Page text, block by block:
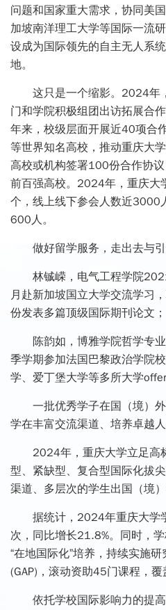
问题和国家重大需求，协同美
加坡南洋理工大学等国际一流
设成为国际领先的自主无人系
地。
这只是一个缩影。2024年
门和学院积极组团出访拓展合
年来，校级层面开展近40项合
等世界知名高校，推动重庆大
高校或机构签署100份合作协
前百强高校。2024年，重庆大
个，线上线下参会人数近3000
600人。
做好留学服务，走出去与
林铖嵘，电气工程学院
月赴新加坡国立大学交流学习
份发表多篇顶级国际期刊论文；
陈韵如，博雅学院哲学专
季学期参加法国巴黎政治学院
学、爱丁堡大学等多所大学
一批优秀学子在国（境）
学在丰富交流渠道、培养卓越
2024年，重庆大学立足高
型、紧缺型、复合型国际化拔
渠道、多层次的学生出国（境
据统计，2024年重庆大学
次，同比增长21.8%。同时，
“在地国际化”培养，持续实施
(GAP)，滚动资助45门课程，覆
依托学校国际影响力的提